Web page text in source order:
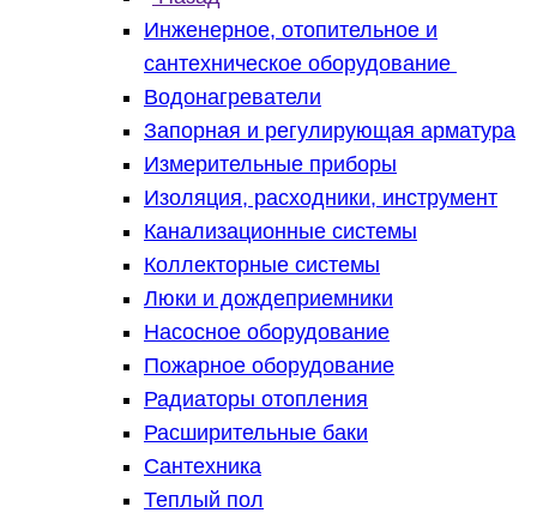
Инженерное, отопительное и
сантехническое оборудование
Водонагреватели
Запорная и регулирующая арматура
Измерительные приборы
Изоляция, расходники, инструмент
Канализационные системы
Коллекторные системы
Люки и дождеприемники
Насосное оборудование
Пожарное оборудование
Радиаторы отопления
Расширительные баки
Сантехника
Теплый пол